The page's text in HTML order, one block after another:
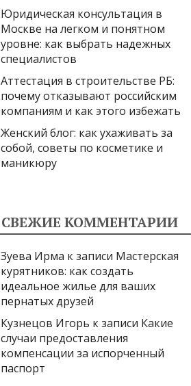
Юридическая консультация в
Москве на легком и понятном
уровне: как выбрать надежных
специалистов
Аттестация в строительстве РБ:
почему отказывают российским
компаниям и как этого избежать
Женский блог: как ухаживать за
собой, советы по косметике и
маникюру
СВЕЖИЕ КОММЕНТАРИИ
Зуева Ирма к записи Мастерская
курятников: как создать
идеальное жилье для ваших
пернатых друзей
Кузнецов Игорь к записи Какие
случаи предоставления
компенсации за испорченный
паспорт